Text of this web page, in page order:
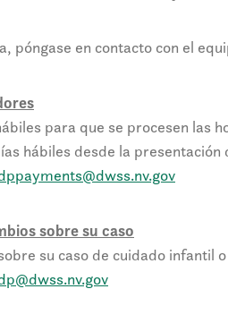
póngase en contacto con el
para que se procesen las
hábiles desde la
sobre su caso
su caso de cuidado infantil